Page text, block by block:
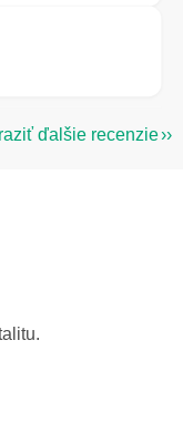
hviezdičiek.
ďalšie recenzie